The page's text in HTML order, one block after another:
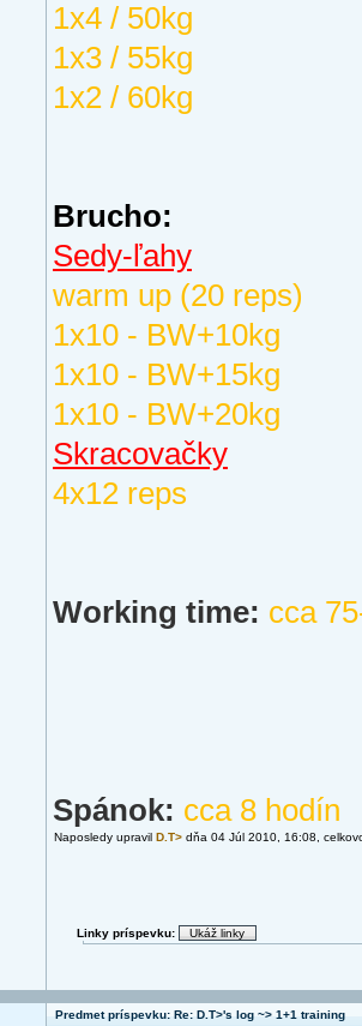
1x4 / 50kg
1x3 / 55kg
1x2 / 60kg
Brucho:
Sedy-ľahy
warm up (20 reps)
1x10 - BW+10kg
1x10 - BW+15kg
1x10 - BW+20kg
Skracovačky
4x12 reps
Working time: cca
Spánok: cca 8 hodín
Naposledy upravil D.T> dňa 04 Júl 2010, 16:08,
Linky príspevku:
Predmet príspevku: Re: D.T>'s log ~> 1+1 training